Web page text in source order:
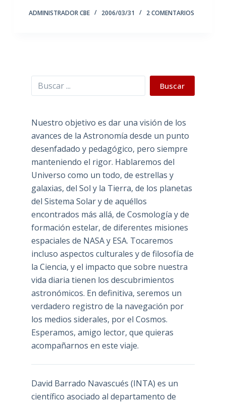
ADMINISTRADOR CBE 2006/03/31 2 COMENTARIOS
Buscar Buscar
Nuestro objetivo es dar una visión de los
avances de la Astronomía desde un punto
desenfadado y pedagógico, pero siempre
manteniendo el rigor. Hablaremos del
Universo como un todo, de estrellas y
galaxias, del Sol y la Tierra, de los planetas
del Sistema Solar y de aquéllos
encontrados más allá, de Cosmología y de
formación estelar, de diferentes misiones
espaciales de NASA y ESA. Tocaremos
incluso aspectos culturales y de filosofía de
la Ciencia, y el impacto que sobre nuestra
vida diaria tienen los descubrimientos
astronómicos. En definitiva, seremos un
verdadero registro de la navegación por
los medios siderales, por el Cosmos.
Esperamos, amigo lector, que quieras
acompañarnos en este viaje.
David Barrado Navascués (INTA) es un
científico asociado al departamento de